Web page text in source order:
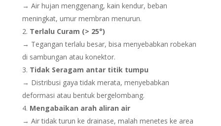
→ Air hujan menggenang, kain kendur, beban
meningkat, umur membran menurun.
Terlalu Curam (> 25°)
→ Tegangan terlalu besar, bisa menyebabkan robekan
di sambungan atau konektor.
Tidak Seragam antar titik tumpu
→ Distribusi gaya tidak merata, menyebabkan
deformasi atau bentuk bergelombang.
Mengabaikan arah aliran air
→ Air tidak turun ke drainase, malah menetes ke area